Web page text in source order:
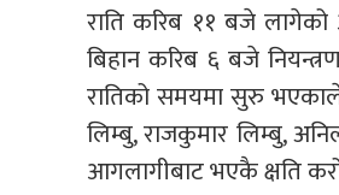
राति करिब ११ बजे लागेको
बिहान करिब ६ बजे
रातिको समयमा सुरु भएकाले
लिम्बु, राजकुमार लिम्बु,
आगलागीबाट भएकै क्षति